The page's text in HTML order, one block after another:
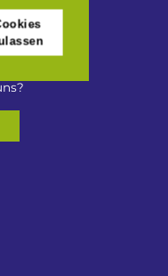
gelistet
zu